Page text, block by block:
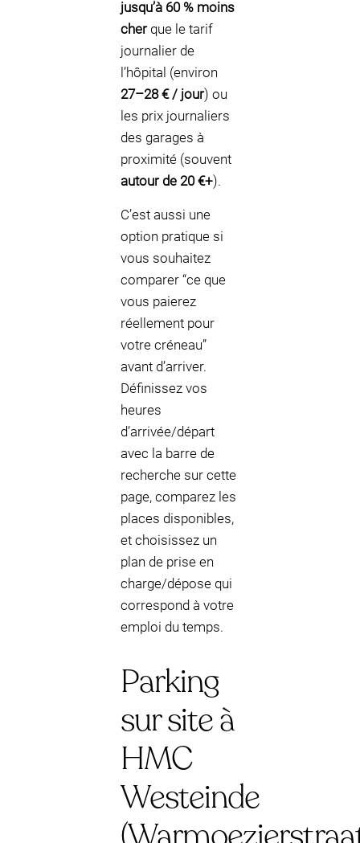
jusqu’à 60 % moins
cherque le tarif
journalier de
l’hôpital (environ
27–28 € / jour) ou
les prix journaliers
des garages à
proximité (souvent
autour de 20 €+).
C’est aussi une
option pratique si
vous souhaitez
comparer “ce que
vous paierez
réellement pour
votre créneau”
avant d’arriver.
Définissez vos
heures
d’arrivée/départ
avec la barre de
recherche sur cette
page, comparez les
places disponibles,
et choisissez un
plan de prise en
charge/dépose qui
correspond à votre
emploi du temps.
Parking
sur site à
HMC
Westeinde